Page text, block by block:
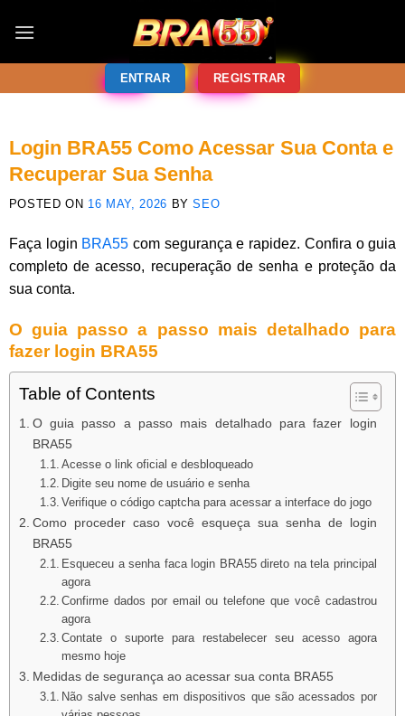
ENTRAR REGISTRAR
Login BRA55 Como Acessar Sua Conta e
Recuperar Sua Senha
POSTED ON 16 MAY, 2026 BYSEO
Faça login BRA55 com segurança e rapidez. Confira o guia
completo de acesso, recuperação de senha e proteção da
sua conta.
O guia passo a passo mais detalhado para
fazer login BRA55
Table of Contents
O guia passo a passo mais detalhado para fazer login
BRA55
Acesse o link oficial e desbloqueado
Digite seu nome de usuário e senha
Verifique o código captcha para acessar a interface do jogo
Como proceder caso você esqueça sua senha de login
BRA55
Esqueceu a senha faca login BRA55 direto na tela principal
agora
Confirme dados por email ou telefone que você cadastrou
agora
Contate o suporte para restabelecer seu acesso agora
mesmo hoje
Medidas de segurança ao acessar sua conta BRA55
Não salve senhas em dispositivos que são acessados ​​por